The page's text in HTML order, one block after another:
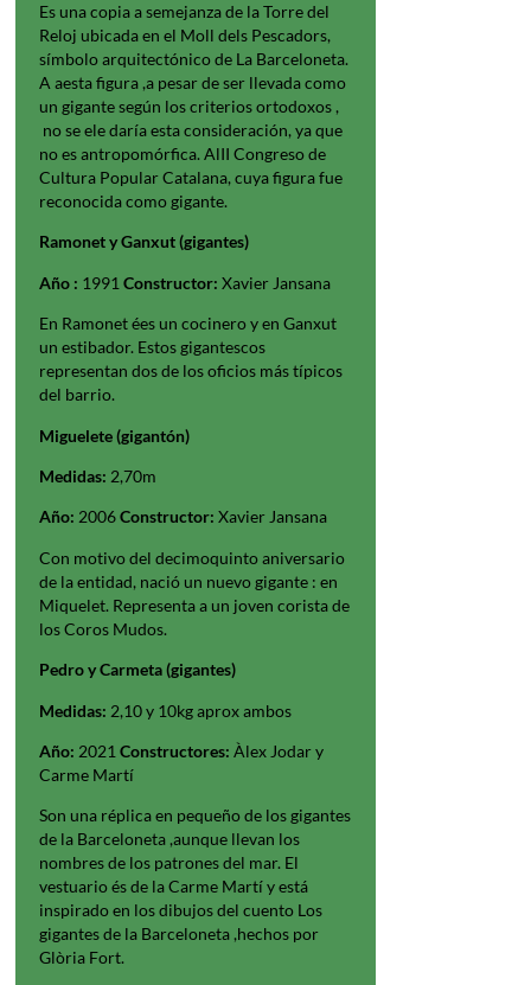
Es una copia a semejanza de la Torre del
Reloj ubicada en el Moll dels Pescadors,
símbolo arquitectónico de La Barceloneta.
A aesta figura ,a pesar de ser llevada como
un gigante según los criterios ortodoxos ,
no se ele daría esta consideración, ya que
no es antropomórfica. AlII Congreso de
Cultura Popular Catalana, cuya figura fue
reconocida como gigante.
Ramonet y Ganxut (gigantes)
Año : 1991Constructor:Xavier Jansana
En Ramonet ées un cocinero y en Ganxut
un estibador. Estos gigantescos
representan dos de los oficios más típicos
del barrio.
Miguelete (gigantón)
Medidas: 2,70m
Año:2006Constructor:Xavier Jansana
Con motivo del decimoquinto aniversario
de la entidad, nació un nuevo gigante : en
Miquelet. Representa a un joven corista de
los Coros Mudos.
Pedro y Carmeta (gigantes)
Medidas: 2,10 y 10kg aprox ambos
Año: 2021Constructores:Àlex Jodar y
Carme Martí
Son una réplica en pequeño de los gigantes
de la Barceloneta ,aunque llevan los
nombres de los patrones del mar. El
vestuario és de la Carme Martí y está
inspirado en los dibujos del cuento Los
gigantes de la Barceloneta ,hechos por
Glòria Fort.